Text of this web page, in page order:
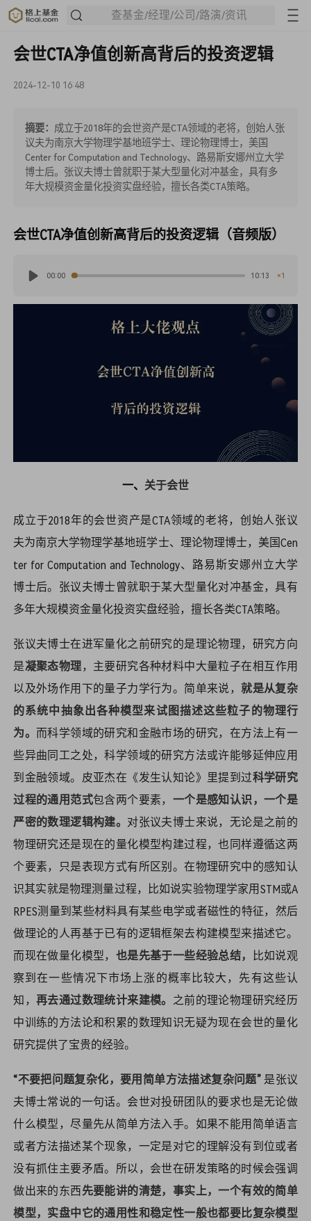
查基金/经理/公司/路演/资讯
会世CTA净值创新高背后的投资逻辑
2024-12-10 16:48
摘要： 成立于2018年的会世资产是CTA领域的老将，创始人张
议夫为南京大学物理学基地班学士、理论物理博士，美国
Center for Computation and Technology、路易斯安娜州立大学
博士后。张议夫博士曾就职于某大型量化对冲基金，具有多
年大规模资金量化投资实盘经验，擅长各类CTA策略。
会世CTA净值创新高背后的投资逻辑（音频版）
00:00 10:13 ×1
一、 关于会世
成立于2018年的会世资产是CTA领域的老将，创始人张议
夫为南京大学物理学基地班学士、理论物理博士，美国Cen
ter for Computation and Technology、路易斯安娜州立大学
博士后。张议夫博士曾就职于某大型量化对冲基金，具有
多年大规模资金量化投资实盘经验，擅长各类CTA策略。
张议夫博士在进军量化之前研究的是理论物理，研究方向
是凝聚态物理 ，主要研究各种材料中大量粒子在相互作用
以及外场作用下的量子力学行为。简单来说， 就是从复杂
的系统中抽象出各种模型来试图描述这些粒子的物理行
为。 而科学领域的研究和金融市场的研究，在方法上有一
些异曲同工之处，科学领域的研究方法或许能够延伸应用
到金融领域。皮亚杰在《发生认知论》里提到过科学研究
过程的通用范式包含两个要素， 一个是感知认识，一个是
严密的数理逻辑构建。 对张议夫博士来说，无论是之前的
物理研究还是现在的量化模型构建过程，也同样遵循这两
个要素，只是表现方式有所区别。在物理研究中的感知认
识其实就是物理测量过程，比如说实验物理学家用STM或A
RPES测量到某些材料具有某些电学或者磁性的特征，然后
做理论的人再基于已有的逻辑框架去构建模型来描述它。
而现在做量化模型， 也是先基于一些经验总结，
比如说观
察到在一些情况下市场上涨的概率比较大，先有这些认
知， 再去通过数理统计来建模。 之前的理论物理研究经历
中训练的方法论和积累的数理知识无疑为现在会世的量化
研究提供了宝贵的经验。
“不要把问题复杂化，要用简单方法描述复杂问题” 是张议
夫博士常说的一句话。会世对投研团队的要求也是无论做
什么模型，尽量先从简单方法入手。如果不能用简单语言
或者方法描述某个现象，一定是对它的理解没有到位或者
没有抓住主要矛盾。所以，会世在研发策略的时候会强调
做出来的东西先要能讲的清楚，事实上，一个有效的简单
模型，实盘中它的通用性和稳定性一般也都要比复杂模型